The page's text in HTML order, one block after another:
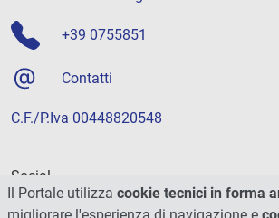
+39 0755851
Contatti
C.F./P.Iva 00448820548
Social
Il Portale utilizza cookie tecnici in forma